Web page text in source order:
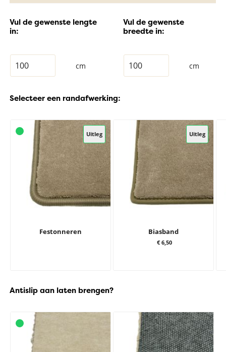
Vul de gewenste lengte
in:
cm
Vul de gewenste
breedte in:
cm
Selecteer een randafwerking:
Uitleg
Festonneren
Uitleg
Biasband
€ 6,50
Antislip aan laten brengen?